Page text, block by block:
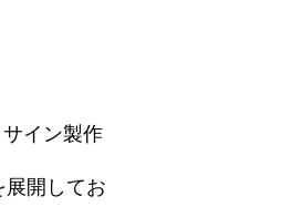
イン製作
開してお